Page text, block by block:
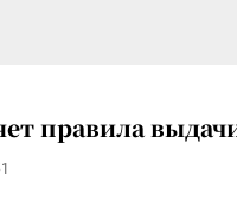
правила